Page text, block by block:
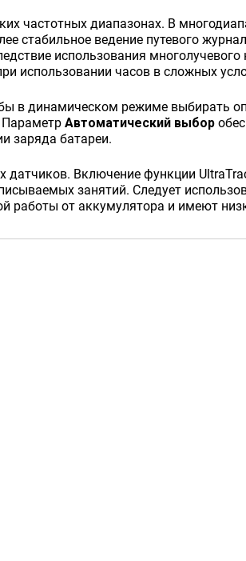
частотных диапазонах. В
стабильное ведение путевого
использования
использовании часов в сложных
в динамическом режиме выбирать
Автоматический выбор
заряда батареи.
датчиков. Включение функции
занятий. Следует
работы от аккумулятора и имеют